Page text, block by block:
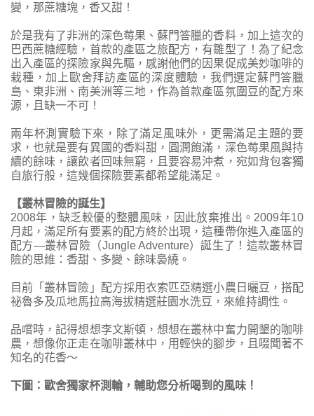
變，那蔗糖塊，香又甜！
於是我有了非洲的深色莓果、蘇門答臘的香料，加上這次的
巴西蔗糖經驗，首款的產區之旅配方，有雛型了！為了紀念
出入產區的探險家與先驅，感謝他們的因果促成美妙咖啡的
栽種，加上歐舍拜訪產區的深度體驗，我們選定蘇門答臘
島、東非洲、南美洲等三地，作為首款產區氛圍豆的配方來
源，且缺一不可！
兩年杯測實驗下來，除了滿足風味外，更需滿足主題的要
求，也就是要有異國的香料甜，圓潤飽滿，深色莓果風與持
續的餘味，讓飲者回味無窮，且要容易沖煮，宛如背包客獨
自旅行般，這幾個探險要素都希望能滿足。
【叢林冒險的誕生】
2008年，缺乏較優的整體風味，因此放棄推出。2009年10
月起，滿足所有要素的配方終於出現，這種帶你進入產區的
配方—叢林冒險（Jungle Adventure）誕生了！這款叢林冒
險的思維：香甜、多變、餘味裊繞。
目前「叢林冒險」配方採用衣索匹亞精選小農日曬豆，搭配
祕魯多及瓜地馬拉高海拔精選莊園水洗豆，來維持調性。
品嚐時，記得想想李文斯頓，想想在叢林中奮力開墾的咖啡
農，想像你正走在咖啡叢林中，用輕快的腳步，且啜聞著不
知名的花香～
下圖：歐舍獨家杯測輪，輔助您分析喝到的風味！